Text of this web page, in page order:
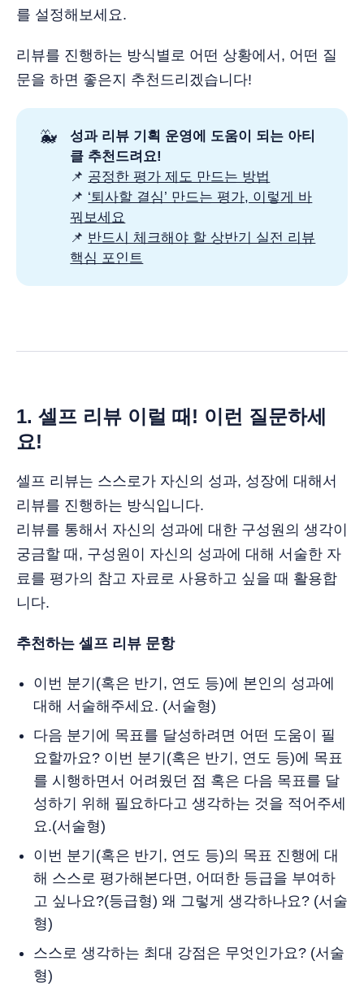
를 설정해보세요.
리뷰를 진행하는 방식별로 어떤 상황에서, 어떤 질
문을 하면 좋은지 추천드리겠습니다!
🐳
성과 리뷰 기획 운영에 도움이 되는 아티
클 추천드려요!
📌 공정한 평가 제도 만드는 방법
📌 ‘퇴사할 결심’ 만드는 평가, 이렇게 바
꿔보세요
📌 반드시 체크해야 할 상반기 실전 리뷰
핵심 포인트
1. 셀프 리뷰 이럴 때! 이런 질문하세
요!
셀프 리뷰는 스스로가 자신의 성과, 성장에 대해서
리뷰를 진행하는 방식입니다.
리뷰를 통해서 자신의 성과에 대한 구성원의 생각이
궁금할 때, 구성원이 자신의 성과에 대해 서술한 자
료를 평가의 참고 자료로 사용하고 싶을 때 활용합
니다.
추천하는 셀프 리뷰 문항
이번 분기(혹은 반기, 연도 등)에 본인의 성과에
대해 서술해주세요. (서술형)
다음 분기에 목표를 달성하려면 어떤 도움이 필
요할까요? 이번 분기(혹은 반기, 연도 등)에 목표
를 시행하면서 어려웠던 점 혹은 다음 목표를 달
성하기 위해 필요하다고 생각하는 것을 적어주세
요.(서술형)
이번 분기(혹은 반기, 연도 등)의 목표 진행에 대
해 스스로 평가해본다면, 어떠한 등급을 부여하
고 싶나요?(등급형) 왜 그렇게 생각하나요? (서술
형)
스스로 생각하는 최대 강점은 무엇인가요? (서술
형)